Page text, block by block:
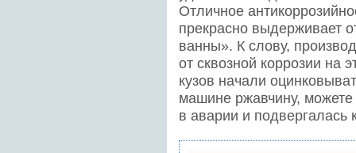
Отличное
прекрасно выдерживает
ванны». К слову,
от сквозной коррозии на
кузов начали
машине ржавчину,
в аварии и подвергалась